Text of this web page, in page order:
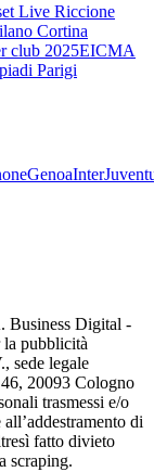
Live Riccione
Cortina
club 2025EICMA
Parigi
GenoaInter
Business Digital -
pubblicità
sede legale
20093 Cologno
trasmessi e/o
di
fatto divieto
scraping.